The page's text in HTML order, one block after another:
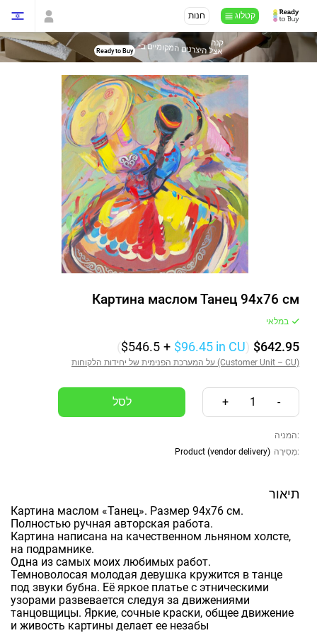
קטלוג חנות
קנה -אצל היצרנים המקומיים ב Ready to Buy
Картина маслом Танец 94х76 см
במלאי
$642.95
($546.5 + $96.45 in CU)
על המערכת הפנימית של יחידות הלקוחות (Customer Unit – CU)
-
1
+
המניה:
מְסִירָה:
Product (vendor delivery)
תיאור
Картина маслом «Танец». Размер 94х76 см.
Полностью ручная авторская работа.
Картина написана на качественном льняном холсте,
на подрамнике.
Одна из самых моих любимых работ.
Темноволосая молодая девушка кружится в танце
под звуки бубна. Её яркое платье с этническими
узорами развевается следуя за движениями
танцовщицы. Яркие, сочные краски, общее движение
и живость картины делает ее незабы